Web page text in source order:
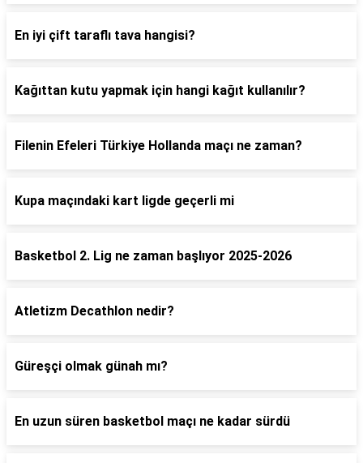
En iyi çift taraflı tava hangisi?
Kağıttan kutu yapmak için hangi kağıt kullanılır?
Filenin Efeleri Türkiye Hollanda maçı ne zaman?
Kupa maçındaki kart ligde geçerli mi
Basketbol 2. Lig ne zaman başlıyor 2025-2026
Atletizm Decathlon nedir?
Güreşçi olmak günah mı?
En uzun süren basketbol maçı ne kadar sürdü